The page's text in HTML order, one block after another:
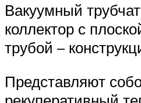
Вакуумный
коллектор с
трубой –
Представляют